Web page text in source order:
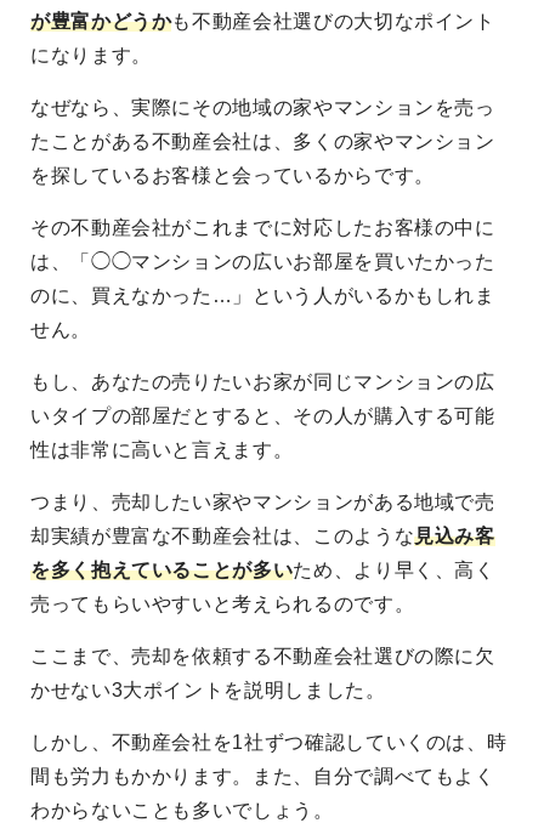
が豊富かどうかも不動産会社選びの大切なポイント
になります。
なぜなら、実際にその地域の家やマンションを売っ
たことがある不動産会社は、多くの家やマンション
を探しているお客様と会っているからです。
その不動産会社がこれまでに対応したお客様の中に
は、「◯◯マンションの広いお部屋を買いたかった
のに、買えなかった…」という人がいるかもしれま
せん。
もし、あなたの売りたいお家が同じマンションの広
いタイプの部屋だとすると、その人が購入する可能
性は非常に高いと言えます。
つまり、売却したい家やマンションがある地域で売
却実績が豊富な不動産会社は、このような見込み客
を多く抱えていることが多いため、より早く、高く
売ってもらいやすいと考えられるのです。
ここまで、売却を依頼する不動産会社選びの際に欠
かせない3大ポイントを説明しました。
しかし、不動産会社を1社ずつ確認していくのは、時
間も労力もかかります。また、自分で調べてもよく
わからないことも多いでしょう。